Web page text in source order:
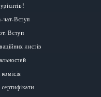
чат-Вступ
Вступ
листів
сертифікати